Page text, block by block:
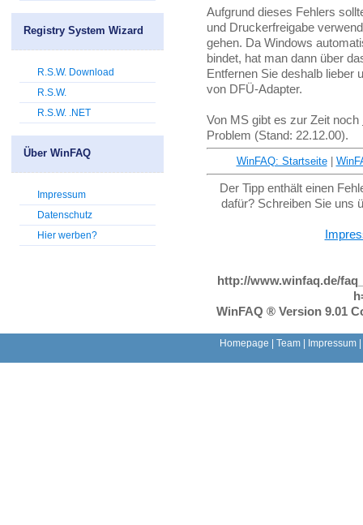
Aufgrund dieses Fehlers
und Druckerfreigabe
gehen. Da Windows
bindet, hat man dann über
Entfernen Sie deshalb lieber
von DFÜ-Adapter.
Von MS gibt es zur Zeit noch
Problem (Stand: 22.12.00).
WinFAQ: Startseite|
Der Tipp enthält einen
dafür? Schreiben Sie uns
http://www.winfaq.de/
WinFAQ ® Version 9.01
Registry System Wizard
R.S.W. Download
R.S.W.
R.S.W. .NET
Über WinFAQ
Impressum
Datenschutz
Hier werben?
Homepage Team| Impressum|